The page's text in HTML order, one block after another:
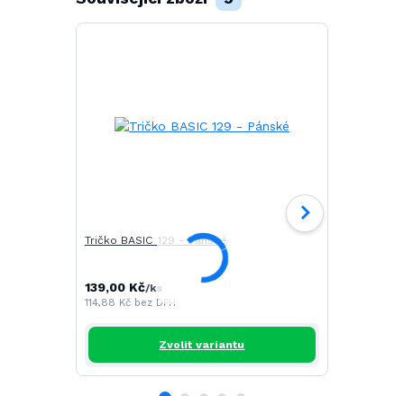
Tričko BASIC 129 - Pánské
139,00 Kč/ks
114,88 Kč bez DPH
Zvolit variantu